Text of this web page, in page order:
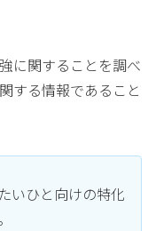
に関することを調べ
する情報であること
いひと向けの特化